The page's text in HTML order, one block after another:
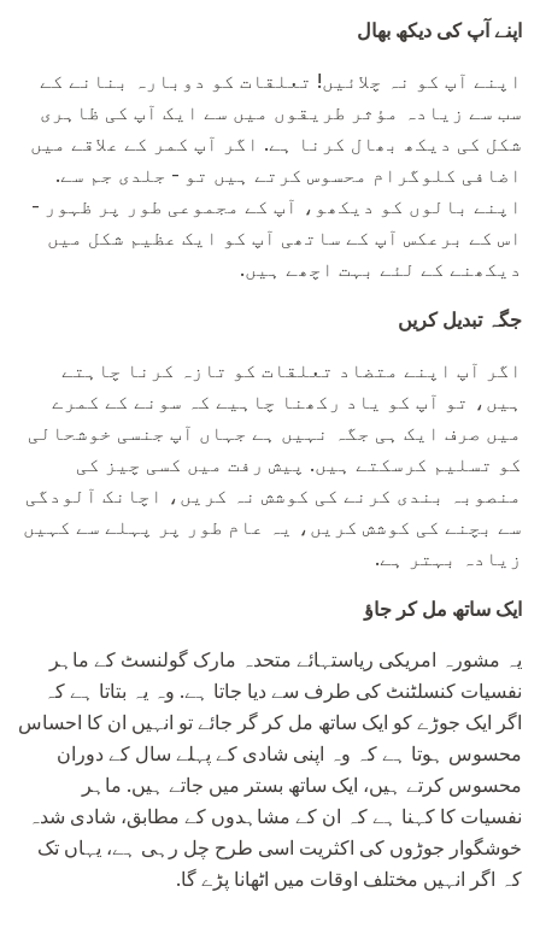
اپنے آپ کی دیکھ بھال
اپنے آپ کو نہ چلائیں! تعلقات کو دوبارہ بنانے کے
سب سے زیادہ مؤثر طریقوں میں سے ایک آپ کی ظاہری
شکل کی دیکھ بھال کرنا ہے. اگر آپ کمر کے علاقے میں
اضافی کلوگرام محسوس کرتے ہیں تو - جلدی جم سے.
اپنے بالوں کو دیکھو، آپ کے مجموعی طور پر ظہور -
اس کے برعکس آپ کے ساتھی آپ کو ایک عظیم شکل میں
دیکھنے کے لئے بہت اچھے ہیں.
جگہ تبدیل کریں
اگر آپ اپنے متضاد تعلقات کو تازہ کرنا چاہتے
ہیں، تو آپ کو یاد رکھنا چاہیے کہ سونے کے کمرے
میں صرف ایک ہی جگہ نہیں ہے جہاں آپ جنسی خوشحالی
کو تسلیم کرسکتے ہیں. پیش رفت میں کسی چیز کی
منصوبہ بندی کرنے کی کوشش نہ کریں، اچانک آلودگی
سے بچنے کی کوشش کریں، یہ عام طور پر پہلے سے کہیں
زیادہ بہتر ہے.
ایک ساتھ مل کر جاؤ
یہ مشورہ امریکی ریاستہائے متحدہ مارک گولنسٹ کے ماہر
نفسیات کنسلٹنٹ کی طرف سے دیا جاتا ہے. وہ یہ بتاتا ہے کہ
اگر ایک جوڑے کو ایک ساتھ مل کر گر جائے تو انہیں ان کا احساس
محسوس ہوتا ہے کہ وہ اپنی شادی کے پہلے سال کے دوران
محسوس کرتے ہیں، ایک ساتھ بستر میں جاتے ہیں. ماہر
نفسیات کا کہنا ہے کہ ان کے مشاہدوں کے مطابق، شادی شدہ
خوشگوار جوڑوں کی اکثریت اسی طرح چل رہی ہے، یہاں تک
کہ اگر انہیں مختلف اوقات میں اٹھانا پڑے گا.